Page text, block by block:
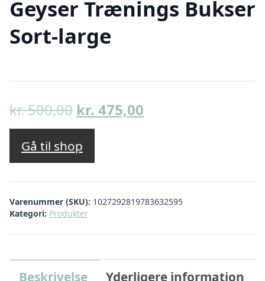
Geyser Trænings Bukser
Sort-large
kr.500,00 Den
oprindelige
pris
var:
kr. 500,00.
kr. 475,00
kr. 475,00.
Gå til shop
Varenummer (SKU): 1027292819783632595
Kategori: Produkter
Beskrivelse Yderligere information